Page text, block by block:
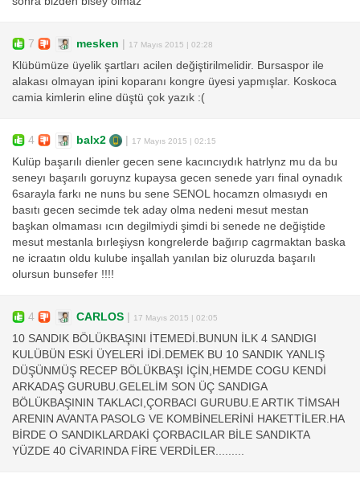
7 mesken 17 Mayıs 2015 | 02:28
Klübümüze üyelik şartları acilen değiştirilmelidir. Bursaspor ile
alakası olmayan ipini koparanı kongre üyesi yapmışlar. Koskoca
camia kimlerin eline düştü çok yazık :(
4 balx2 17 Mayıs 2015 | 02:15
Kulüp başarılı dienler gecen sene kacıncıydık hatrlynz mu da bu
seneyı başarılı goruynz kupaysa gecen senede yarı final oynadık
6sarayla farkı ne nuns bu sene SENOL hocamzn olmasıydı en
basıtı gecen secimde tek aday olma nedeni mesut mestan
başkan olmaması ıcın degilmiydi şimdi bi senede ne değiştide
mesut mestanla bırleşiysn kongrelerde bağırıp cagrmaktan baska
ne icraatın oldu kulube inşallah yanılan biz oluruzda başarılı
olursun bunsefer !!!!
4 CARLOS 17 Mayıs 2015 | 02:05
10 SANDIK BÖLÜKBAŞINI İTEMEDİ.BUNUN İLK 4 SANDIGI
KULÜBÜN ESKİ ÜYELERİ İDİ.DEMEK BU 10 SANDIK YANLIŞ
DÜŞÜNMÜŞ RECEP BÖLÜKBAŞI İÇİN,HEMDE COGU KENDİ
ARKADAŞ GURUBU.GELELİM SON ÜÇ SANDIGA
BÖLÜKBAŞININ TAKLACI,ÇORBACI GURUBU.E ARTIK TİMSAH
ARENIN AVANTA PASOLG VE KOMBİNELERİNİ HAKETTİLER.HA
BİRDE O SANDIKLARDAKİ ÇORBACILAR BİLE SANDIKTA
YÜZDE 40 CİVARINDA FİRE VERDİLER.........